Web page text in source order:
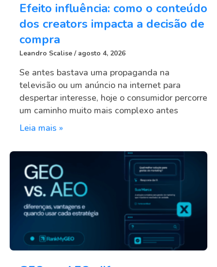
Efeito influência: como o conteúdo
dos creators impacta a decisão de
compra
Leandro Scalise agosto 4, 2026
Se antes bastava uma propaganda na
televisão ou um anúncio na internet para
despertar interesse, hoje o consumidor percorre
um caminho muito mais complexo antes
Leia mais »